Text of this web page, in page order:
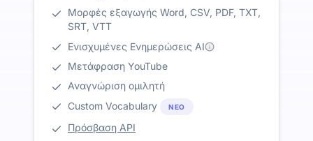
Μορφές εξαγωγής Word, CSV, PDF, TXT,
SRT, VTT
Ενισχυμένες Ενημερώσεις AI
Μετάφραση YouTube
Αναγνώριση ομιλητή
Custom Vocabulary
ΝΈΟ
Πρόσβαση API